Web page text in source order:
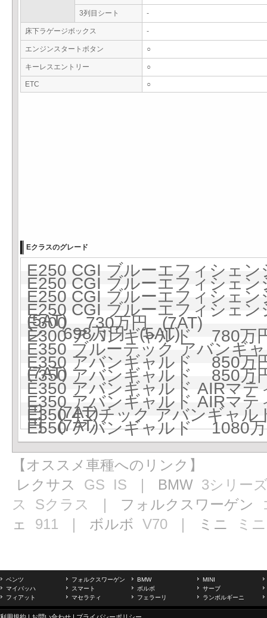
3列目シート -
床下ラゲージボックス -
エンジンスタートボタン ○
キーレスエントリー ○
ETC ○
Eクラスのグレード
E250 CGI ブルーエフィシェ
E250 CGI ブルーエフィシェ
E250 CGI ブルーエフィシェ
(5AT)
E250 CGI ブルーエフィシェ
ン 698万円 (5AT)
E300 730万円 (7AT)
E300 アバンギャルド 780万
E350 ブルーテック アバン
(7AT)
E350 アバンギャルド 850万
E350 アバンギャルド 850万
E350 アバンギャルド AIRマ
円 (7AT)
E350 アバンギャルド AIRマ
円 (7AT)
E350 4マチック アバンギャ
E550 アバンギャルド 1080
【オススメ車種へのリンク】
レクサス GS IS ｜ BMW 3シリー
ス
Sクラス ｜ フォルクスワーゲン
ェ 911 ｜ ボルボ V70 ｜ ミニ ミニ
ベンツ フォルクスワーゲン BMW
MINI
マイバッハ
スマート ボルボ
サーブ
フィアット
マセラティ フェラーリ ランボルギーニ